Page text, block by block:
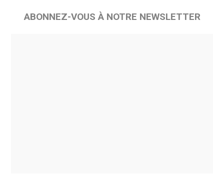
ABONNEZ-VOUS À NOTRE NEWSLETTER